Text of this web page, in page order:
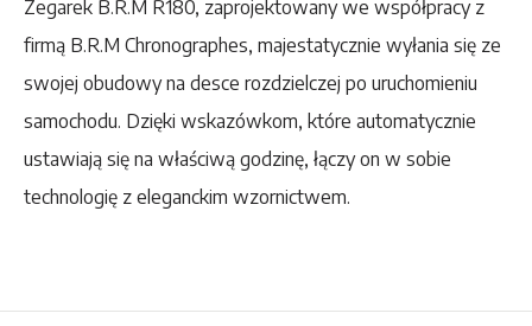
Zegarek B.R.M R180, zaprojektowany we współpracy z
firmą B.R.M Chronographes, majestatycznie wyłania się ze
swojej obudowy na desce rozdzielczej po uruchomieniu
samochodu. Dzięki wskazówkom, które automatycznie
ustawiają się na właściwą godzinę, łączy on w sobie
technologię z eleganckim wzornictwem.